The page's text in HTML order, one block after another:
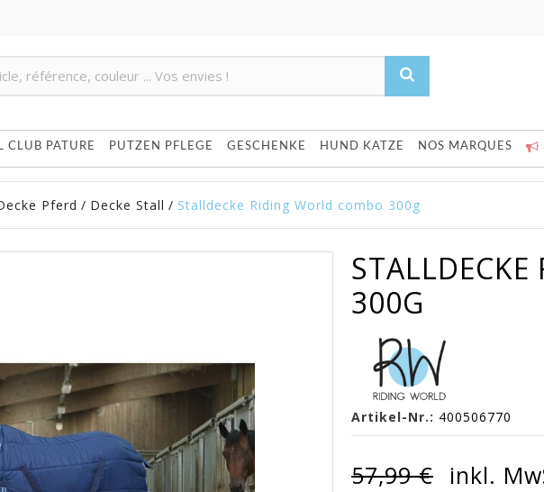
CLUB PATURE PUTZEN PFLEGE GESCHENKE HUND KATZE NOS MARQUES
Pferd / Decke Stall / Stalldecke Riding World combo 300g
300G
Artikel-Nr.: 400506770
57,99 € inkl.